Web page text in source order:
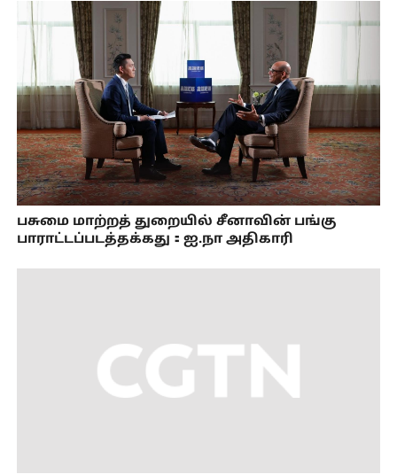
பசுமை மாற்றத் துறையில் சீனாவின் பங்கு
பாராட்டப்படத்தக்கது：ஐ.நா அதிகாரி